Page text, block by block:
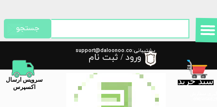
پشتیبانی:support@daloonoo.co
m
سبد خرید
​سرویس ارسال
اکسپرس
جستجو
ورود / ثبت نام
حساب کاربری من
تغییر گذر واژه
سفارشات
خروج از حساب کاربری